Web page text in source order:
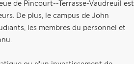
de Pincourt--Terrasse-Vaudreuil est
De plus, le campus de John
les membres du personnel et